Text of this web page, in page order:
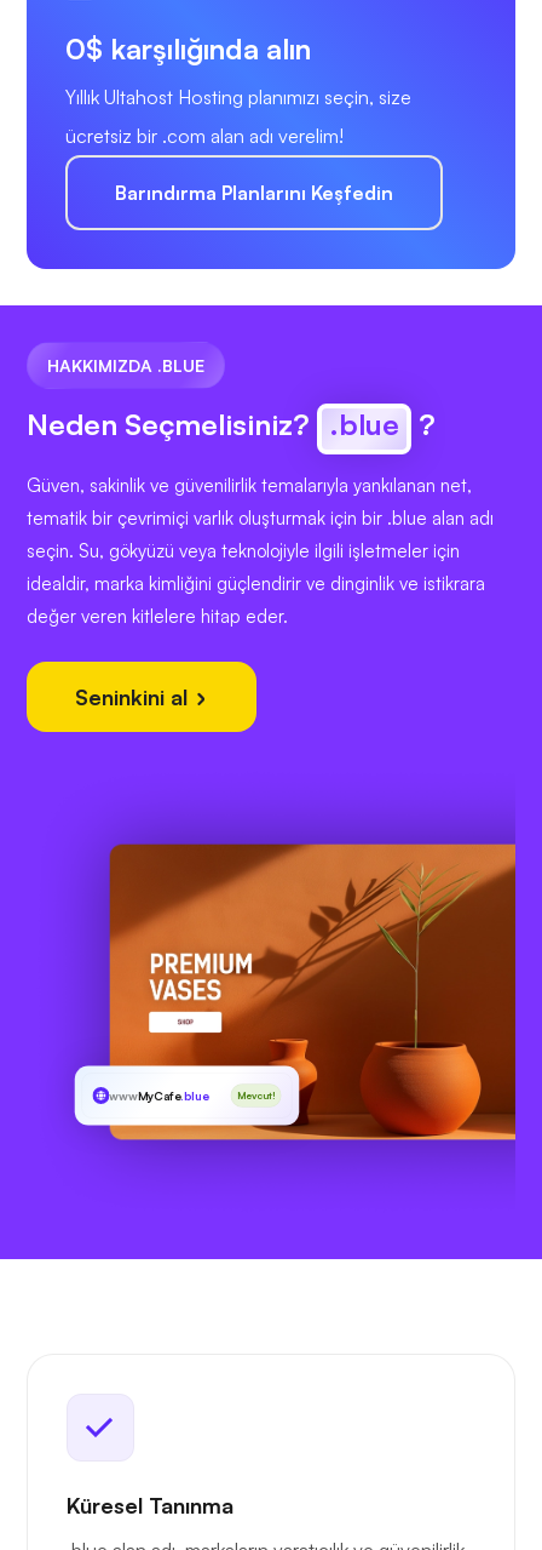
0$ karşılığında alın
Yıllık Ultahost Hosting planımızı seçin, size
ücretsiz bir .com alan adı verelim!
Barındırma Planlarını Keşfedin
HAKKIMIZDA .BLUE
Neden Seçmelisiniz? .blue ?
Güven, sakinlik ve güvenilirlik temalarıyla yankılanan net,
tematik bir çevrimiçi varlık oluşturmak için bir .blue alan adı
seçin. Su, gökyüzü veya teknolojiyle ilgili işletmeler için
idealdir, marka kimliğini güçlendirir ve dinginlik ve istikrara
değer veren kitlelere hitap eder.
Seninkini al
wwwMyCafe.blue Mevcut!
Küresel Tanınma